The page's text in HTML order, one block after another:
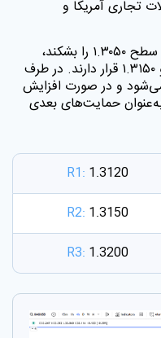
تجاری آمریکا و
بتواند سطح ۱.۳۰۵۰ را بشکند،
مقاومت‌های بعدی در سطوح ۱.۳۱۰۰ و ۱.۳۱۵۰ قرار دارند. در طرف
اولیه در ۱.۲۸۶۰ دیده می‌شود و در صورت افزایش
فروش، سطوح ۱.۲۸۰۰ و ۱.۲۷۱۵ به‌عنوان حمایت‌های بعدی
R1: 1.3120
R2: 1.3150
R3: 1.3200